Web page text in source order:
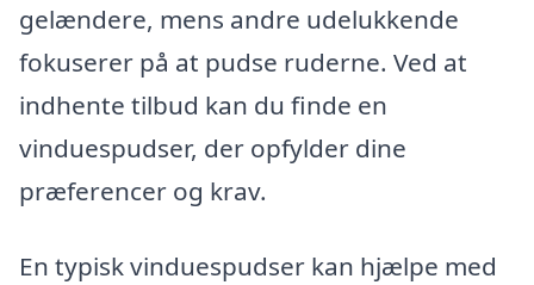
gelændere, mens andre udelukkende
fokuserer på at pudse ruderne. Ved at
indhente tilbud kan du finde en
vinduespudser, der opfylder dine
præferencer og krav.
En typisk vinduespudser kan hjælpe med